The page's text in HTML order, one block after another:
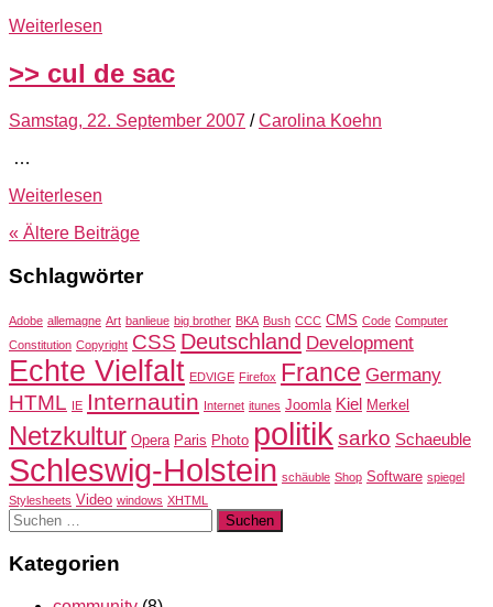
Weiterlesen
>> cul de sac
Samstag, 22. September 2007 /Carolina Koehn
…
Weiterlesen
« Ältere Beiträge
Schlagwörter
Adobe allemagne Art banlieue big brother BKA Bush CCC CMS Code Computer
Constitution Copyright CSS Deutschland Development
Echte Vielfalt EDVIGE Firefox France Germany
HTML IE Internautin Internet itunes Joomla Kiel Merkel
Netzkultur Opera Paris Photo politik sarko Schaeuble
Schleswig-Holstein schäuble Shop Software spiegel
Stylesheets Video windows XHTML
Suchen
nach:
Kategorien